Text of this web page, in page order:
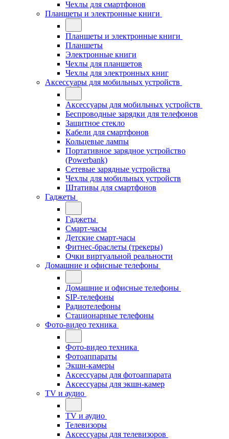
Чехлы для смартфонов
Планшеты и электронные книги
Планшеты и электронные книги
Планшеты
Электронные книги
Чехлы для планшетов
Чехлы для электронных книг
Аксессуары для мобильных устройств
Аксессуары для мобильных устройств
Беспроводные зарядки для телефонов
Защитное стекло
Кабели для смартфонов
Кольцевые лампы
Портативное зарядное устройство
(Powerbank)
Сетевые зарядные устройства
Чехлы для мобильных устройств
Штативы для смартфонов
Гаджеты
Гаджеты
Смарт-часы
Детские смарт-часы
Фитнес-браслеты (трекеры)
Очки виртуальной реальности
Домашние и офисные телефоны
Домашние и офисные телефоны
SIP-телефоны
Радиотелефоны
Стационарные телефоны
Фото-видео техника
Фото-видео техника
Фотоаппараты
Экшн-камеры
Аксессуары для фотоаппарата
Аксессуары для экшн-камер
TV и аудио
TV и аудио
Телевизоры
Аксессуары для телевизоров